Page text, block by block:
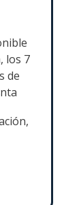
los 7
de